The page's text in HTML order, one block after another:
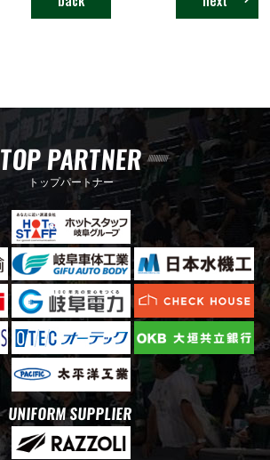
TOP PARTNER
トップパートナー
UNIFORM SUPPLIER